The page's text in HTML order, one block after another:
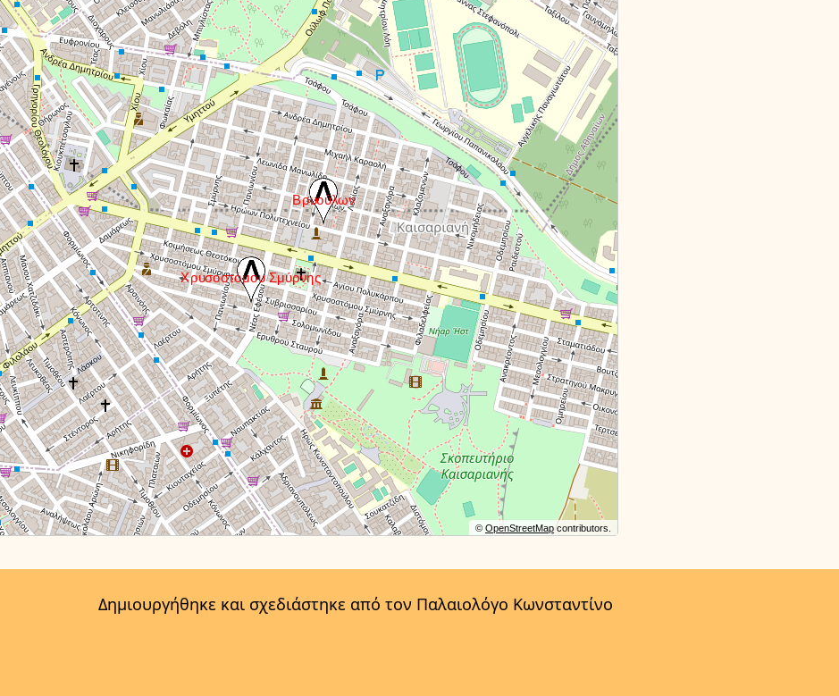
©OpenStreetMapcontributors.
Δημιουργήθηκε και σχεδιάστηκε από τον Παλαιολόγο Κωνσταντίνο